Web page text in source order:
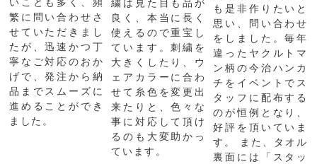
いことも多く、頻
繁に問い合わせさ
せていただきまし
たが、迅速かつ丁
寧なご対応のおか
げで、発注から納
品までスムーズに
進めることができ
ました。
繍は見た目も品が
良く、本当に長く
使えるので重宝し
ています。刺繍を
大きくしたり、ウ
ェアカラーに合わ
せて糸色を変更出
来たりと、色々な
事に対応して頂け
るのも大変助かっ
ています。
も是非作りたいと
思い、問い合わせ
をしました。毎年
違ったヤクルトマ
ン柄の今治ハンカ
チをイベントでス
タッフに配布する
のが恒例となり、
好評を頂いていま
す。 また、タオル
裏面には「スタッ